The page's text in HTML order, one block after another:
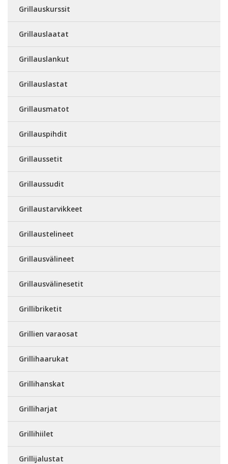
Grillauskurssit
Grillauslaatat
Grillauslankut
Grillauslastat
Grillausmatot
Grillauspihdit
Grillaussetit
Grillaussudit
Grillaustarvikkeet
Grillaustelineet
Grillausvälineet
Grillausvälinesetit
Grillibriketit
Grillien varaosat
Grillihaarukat
Grillihanskat
Grilliharjat
Grillihiilet
Grillijalustat